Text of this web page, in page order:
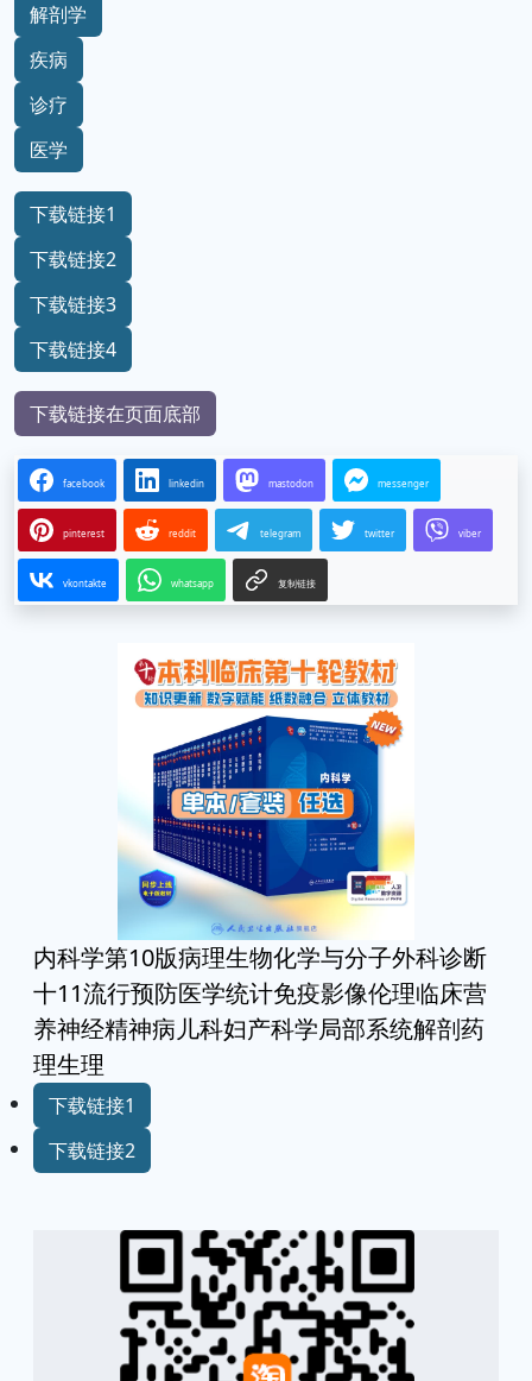
解剖学
疾病
诊疗
医学
下载链接1
下载链接2
下载链接3
下载链接4
下载链接在页面底部
facebook linkedin mastodon messenger
pinterest reddit telegram twitter viber
vkontakte whatsapp 复制链接
内科学第10版病理生物化学与分子外科诊断
十11流行预防医学统计免疫影像伦理临床营
养神经精神病儿科妇产科学局部系统解剖药
理生理
下载链接1
下载链接2